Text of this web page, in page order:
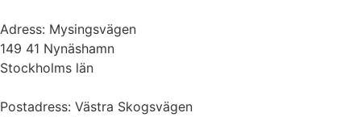
Adress: Mysingsvägen
149 41 Nynäshamn
Stockholms län
Postadress: Västra Skogsvägen